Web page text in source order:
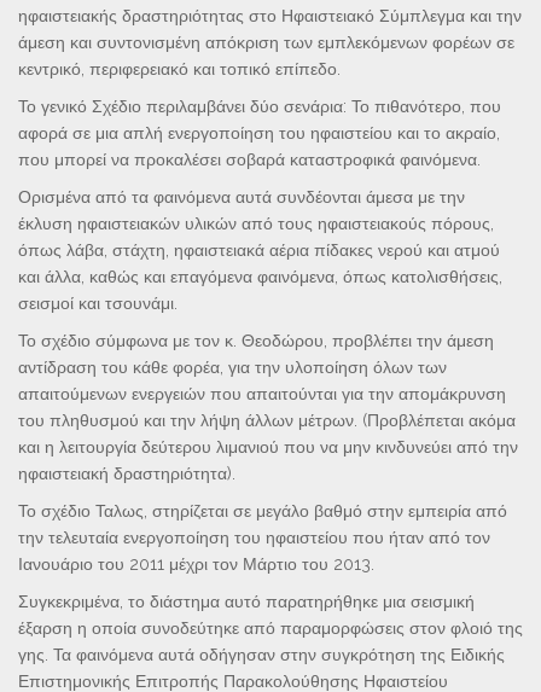
ηφαιστειακής δραστηριότητας στο Ηφαιστειακό Σύμπλεγμα και την
άμεση και συντονισμένη απόκριση των εμπλεκόμενων φορέων σε
κεντρικό, περιφερειακό και τοπικό επίπεδο.
Το γενικό Σχέδιο περιλαμβάνει δύο σενάρια: Το πιθανότερο, που
αφορά σε μια απλή ενεργοποίηση του ηφαιστείου και το ακραίο,
που μπορεί να προκαλέσει σοβαρά καταστροφικά φαινόμενα.
Ορισμένα από τα φαινόμενα αυτά συνδέονται άμεσα με την
έκλυση ηφαιστειακών υλικών από τους ηφαιστειακούς πόρους,
όπως λάβα, στάχτη, ηφαιστειακά αέρια πίδακες νερού και ατμού
και άλλα, καθώς και επαγόμενα φαινόμενα, όπως κατολισθήσεις,
σεισμοί και τσουνάμι.
Το σχέδιο σύμφωνα με τον κ. Θεοδώρου, προβλέπει την άμεση
αντίδραση του κάθε φορέα, για την υλοποίηση όλων των
απαιτούμενων ενεργειών που απαιτούνται για την απομάκρυνση
του πληθυσμού και την λήψη άλλων μέτρων. (Προβλέπεται ακόμα
και η λειτουργία δεύτερου λιμανιού που να μην κινδυνεύει από την
ηφαιστειακή δραστηριότητα).
Το σχέδιο Ταλως, στηρίζεται σε μεγάλο βαθμό στην εμπειρία από
την τελευταία ενεργοποίηση του ηφαιστείου που ήταν από τον
Ιανουάριο του 2011 μέχρι τον Μάρτιο του 2013.
Συγκεκριμένα, το διάστημα αυτό παρατηρήθηκε μια σεισμική
έξαρση η οποία συνοδεύτηκε από παραμορφώσεις στον φλοιό της
γης. Τα φαινόμενα αυτά οδήγησαν στην συγκρότηση της Ειδικής
Επιστημονικής Επιτροπής Παρακολούθησης Ηφαιστείου